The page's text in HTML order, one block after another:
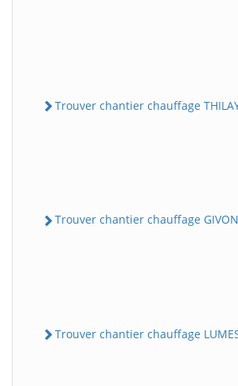
Trouver chantier chauffage
Trouver chantier chauffage
Trouver chantier chauffage